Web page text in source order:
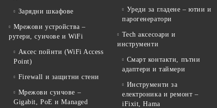
Зарядни шкафове
Мрежови устройства –
рутери, суичове и WiFi
Аксес пойнти (WiFi Access
Point)
Firewall и защитни стени
Мрежови суичове –
Gigabit, PoE и Managed
Уреди за гладене – ютии и
парогенератори
Tech аксесоари и
инструменти
Смарт контакти, пътни
адаптери и таймери
Инструменти за
електроника и ремонт –
iFixit, Hama